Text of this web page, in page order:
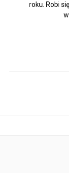
roku. Robi